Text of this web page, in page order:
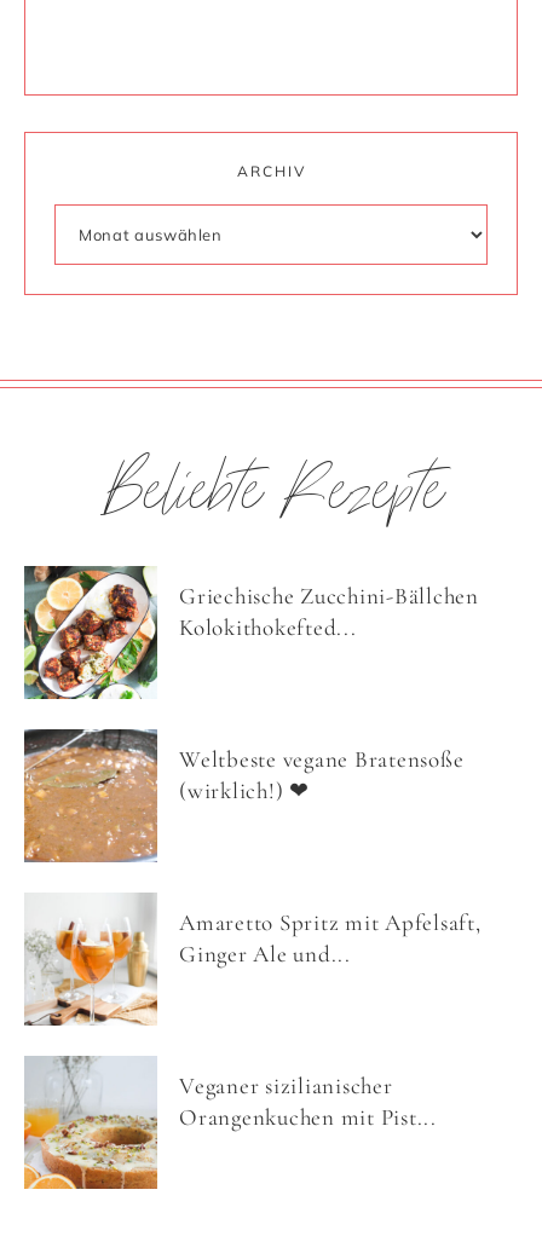
ARCHIV
Beliebte Rezepte
Griechische Zucchini-Bällchen
Kolokithokefted...
Weltbeste vegane Bratensoße
(wirklich!) ❤
Amaretto Spritz mit Apfelsaft,
Ginger Ale und...
Veganer sizilianischer
Orangenkuchen mit Pist...